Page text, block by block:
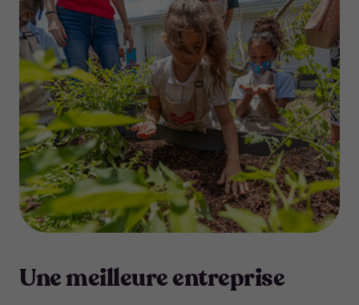
Une meilleure entreprise